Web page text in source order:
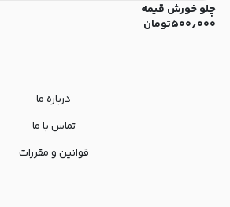
چلو خورش قیمه
۵۰۰٫۰۰۰تومان
درباره ما
تماس با ما
قوانین و مقررات